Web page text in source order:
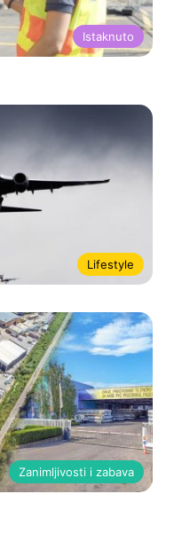
Istaknuto
Lifestyle
Zanimljivosti i zabava